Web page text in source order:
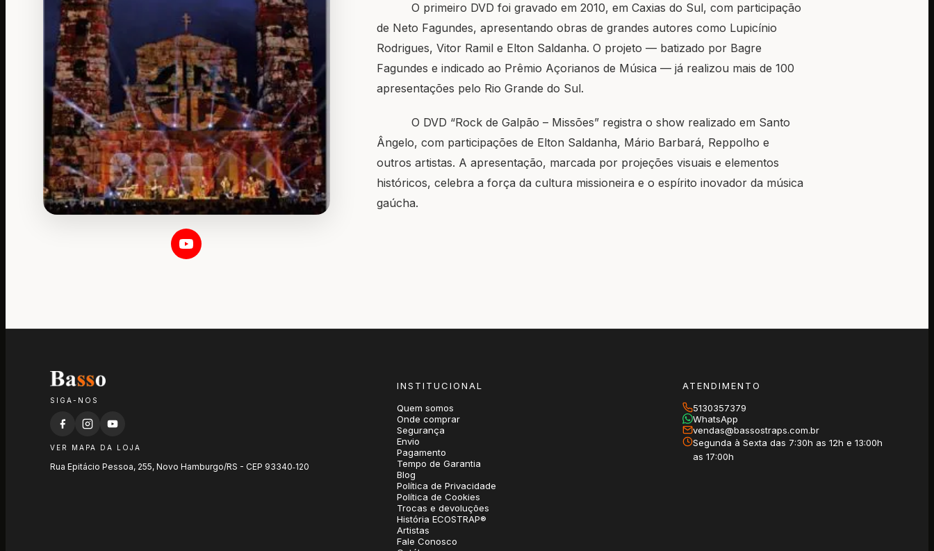
O primeiro DVD foi gravado em 2010, em Caxias do Sul, com participação
de Neto Fagundes, apresentando obras de grandes autores como Lupicínio
Rodrigues, Vitor Ramil e Elton Saldanha. O projeto — batizado por Bagre
Fagundes e indicado ao Prêmio Açorianos de Música — já realizou mais de 100
apresentações pelo Rio Grande do Sul.
O DVD “Rock de Galpão – Missões” registra o show realizado em Santo
Ângelo, com participações de Elton Saldanha, Mário Barbará, Reppolho e
outros artistas. A apresentação, marcada por projeções visuais e elementos
históricos, celebra a força da cultura missioneira e o espírito inovador da música
gaúcha.
SIGA-NOS
VER MAPA DA LOJA
Rua Epitácio Pessoa, 255, Novo Hamburgo/RS - CEP 93340‑120
INSTITUCIONAL
Quem somos
Onde comprar
Segurança
Envio
Pagamento
Tempo de Garantia
Blog
Política de Privacidade
Política de Cookies
Trocas e devoluções
História ECOSTRAP®
Artistas
Fale Conosco
ATENDIMENTO
5130357379
WhatsApp
vendas@bassostraps.com.br
Segunda à Sexta das 7:30h as 12h e 13:00h
as 17:00h